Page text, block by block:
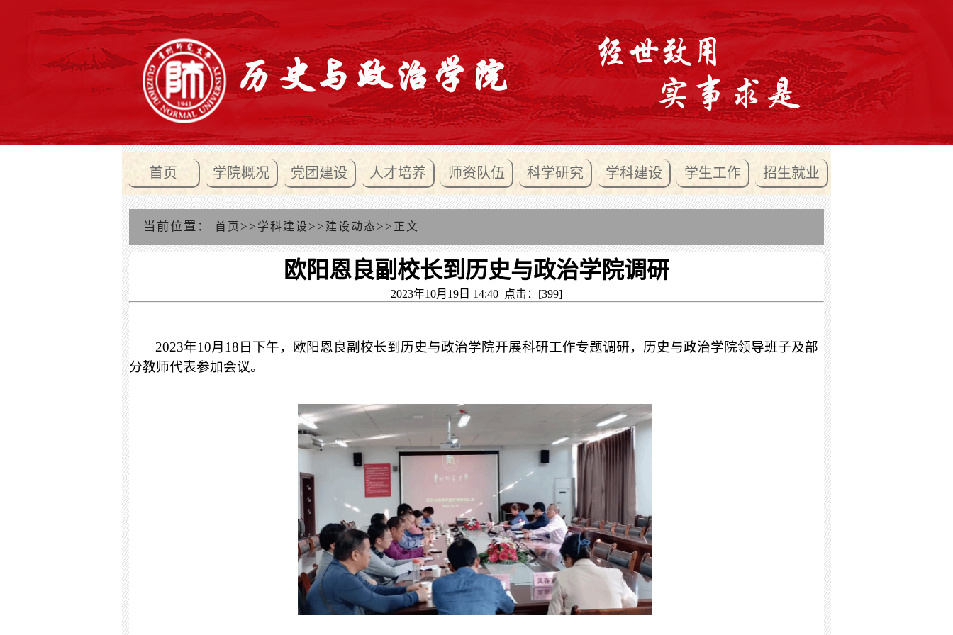
首页 学院概况 党团建设 人才培养 师资队伍 科学研究 学科建设 学生工作 招生就业
当前位置： 首页 >> 学科建设 >> 建设动态 >> 正文
欧阳恩良副校长到历史与政治学院调研
2023年10月19日 14:40 点击：[399]
2023年10月18日下午，欧阳恩良副校长到历史与政治学院开展科研工作专题调研，历史与政治学院领导班子及部
分教师代表参加会议。